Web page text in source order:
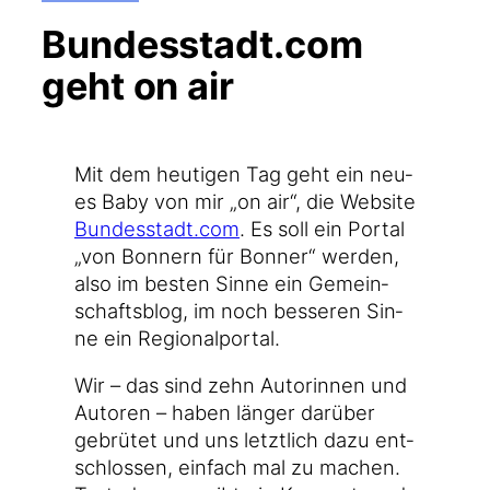
Bun​des​stadt​.com
geht on air
Mit dem heu­ti­gen Tag geht ein neu­
es Baby von mir „on air“, die Web­site
Bun​des​stadt​.com. Es soll ein Por­tal
„von Bon­nern für Bon­ner“ wer­den,
also im bes­ten Sin­ne ein Gemein­
schafts­blog, im noch bes­se­ren Sin­
ne ein Regionalportal.
Wir – das sind zehn Autorin­nen und
Autoren – haben län­ger dar­über
gebrü­tet und uns letzt­lich dazu ent­
schlos­sen, ein­fach mal zu machen.